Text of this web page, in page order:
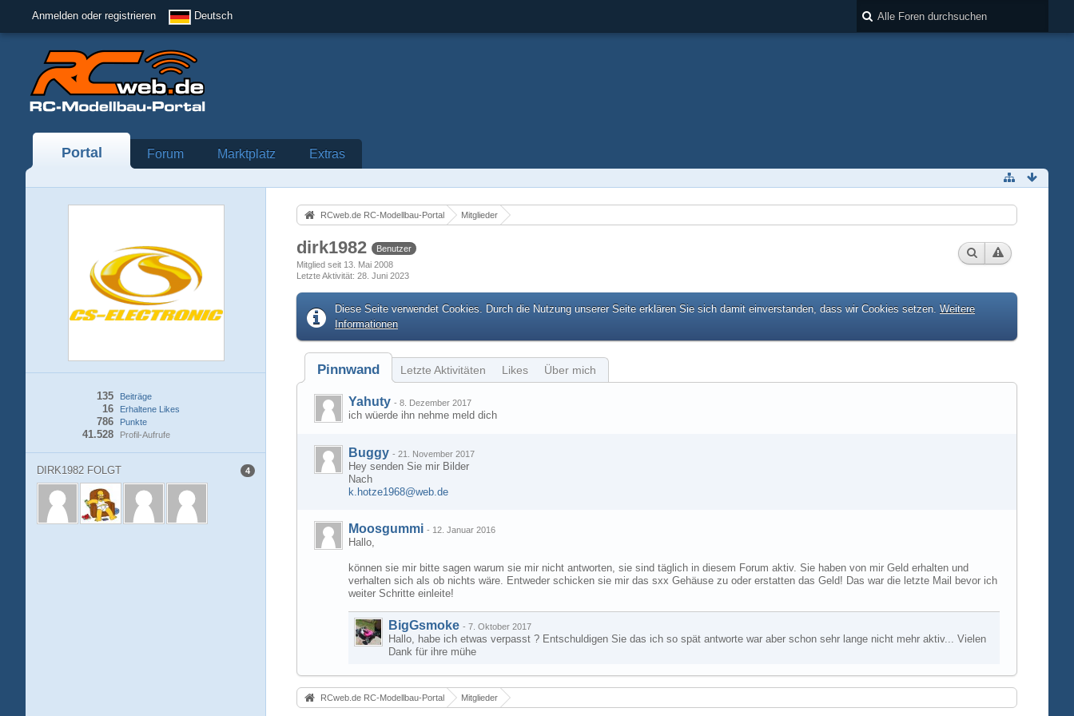
Anmelden oder registrieren Deutsch
Portal Forum Marktplatz Extras
Beiträge
135
Erhaltene Likes
16
Punkte
786
Profil-Aufrufe
41.528
DIRK1982 FOLGT 4
RCweb.de RC-Modellbau-Portal Mitglieder
dirk1982
Benutzer
Mitglied seit 13. Mai 2008
Letzte Aktivität 28. Juni 2023
Diese Seite verwendet Cookies. Durch die Nutzung unserer Seite erklären Sie sich damit einverstanden, dass wir Cookies setzen. Weitere
Informationen
Pinnwand Letzte Aktivitäten Likes Über mich
Yahuty - 8. Dezember 2017
ich wüerde ihn nehme meld dich
Buggy - 21. November 2017
Hey senden Sie mir Bilder
Nach
k.hotze1968@web.de
Moosgummi - 12. Januar 2016
Hallo,
können sie mir bitte sagen warum sie mir nicht antworten, sie sind täglich in diesem Forum aktiv. Sie haben von mir Geld erhalten und
verhalten sich als ob nichts wäre. Entweder schicken sie mir das sxx Gehäuse zu oder erstatten das Geld! Das war die letzte Mail bevor ich
weiter Schritte einleite!
BigGsmoke - 7. Oktober 2017
Hallo, habe ich etwas verpasst ? Entschuldigen Sie das ich so spät antworte war aber schon sehr lange nicht mehr aktiv... Vielen
Dank für ihre mühe
RCweb.de RC-Modellbau-Portal Mitglieder